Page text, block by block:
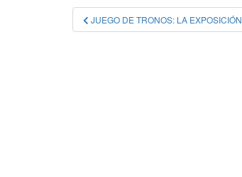
Navegación
de
JUEGO DE TRONOS: LA EXPOSICIÓN